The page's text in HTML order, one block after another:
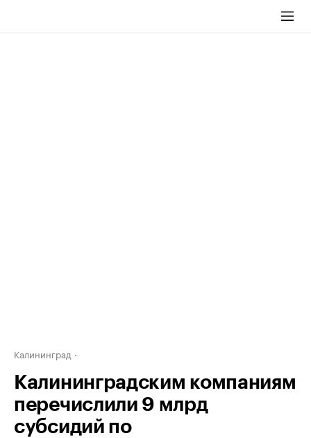
Калининград
Калининградским компаниям
перечислили 9 млрд
субсидий по